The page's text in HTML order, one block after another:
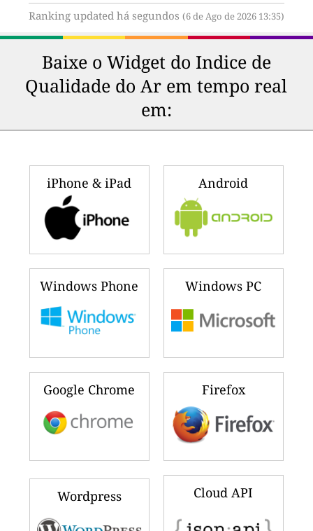
Ranking updated há segundos (6 de Ago de 2026 13:35)
Baixe o Widget do Indice de
Qualidade do Ar em tempo real
em:
iPhone & iPad Android
Windows Phone Windows PC
Google Chrome Firefox
Wordpress Cloud API